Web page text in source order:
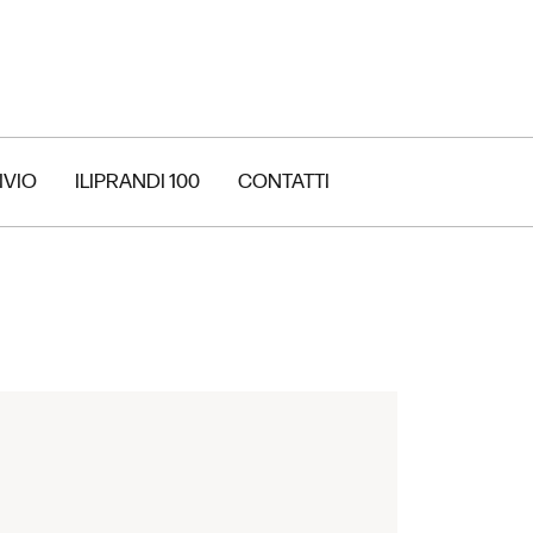
ILIPRANDI 100 CONTATTI